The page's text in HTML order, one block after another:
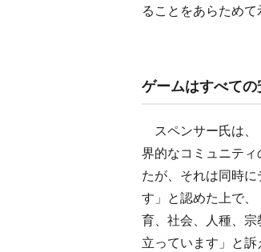
ることをあらためて
ゲームはすべて
スペンサー氏は、
界的なコミュニテ
たが、それは同時
す」と認めた上で
育、社会、人種、
立っています」と訴